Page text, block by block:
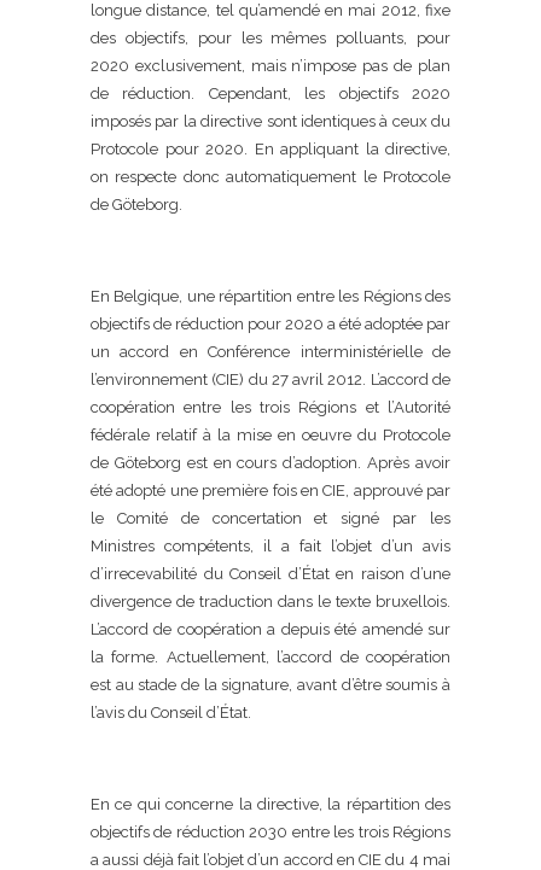
longue distance, tel qu’amendé en mai 2012, fixe
des objectifs, pour les mêmes polluants, pour
2020 exclusivement, mais n’impose pas de plan
de réduction. Cependant, les objectifs 2020
imposés par la directive sont identiques à ceux du
Protocole pour 2020. En appliquant la directive,
on respecte donc automatiquement le Protocole
de Göteborg.
En Belgique, une répartition entre les Régions des
objectifs de réduction pour 2020 a été adoptée par
un accord en Conférence interministérielle de
l’environnement (CIE) du 27 avril 2012. L’accord de
coopération entre les trois Régions et l’Autorité
fédérale relatif à la mise en oeuvre du Protocole
de Göteborg est en cours d’adoption. Après avoir
été adopté une première fois en CIE, approuvé par
le Comité de concertation et signé par les
Ministres compétents, il a fait l’objet d’un avis
d’irrecevabilité du Conseil d’État en raison d’une
divergence de traduction dans le texte bruxellois.
L’accord de coopération a depuis été amendé sur
la forme. Actuellement, l’accord de coopération
est au stade de la signature, avant d’être soumis à
l’avis du Conseil d’État.
En ce qui concerne la directive, la répartition des
objectifs de réduction 2030 entre les trois Régions
a aussi déjà fait l’objet d’un accord en CIE du 4 mai